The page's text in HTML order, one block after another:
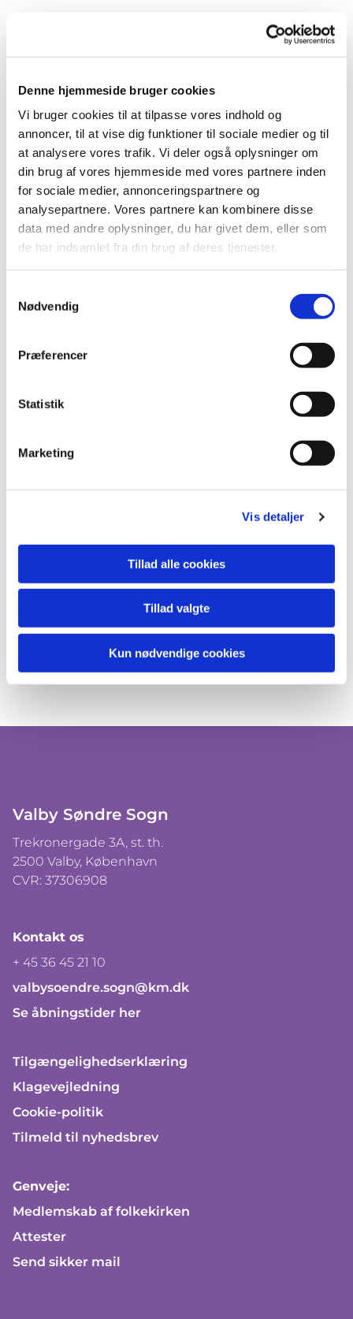
Denne hjemmeside bruger cookies
Vi bruger cookies til at tilpasse vores indhold og
annoncer, til at vise dig funktioner til sociale medier og til
at analysere vores trafik. Vi deler også oplysninger om
din brug af vores hjemmeside med vores partnere inden
for sociale medier, annonceringspartnere og
analysepartnere. Vores partnere kan kombinere disse
data med andre oplysninger, du har givet dem, eller som
de har indsamlet fra din brug af deres tjenester.
Nødvendig
Præferencer
Statistik
Marketing
Vis detaljer
Tillad alle cookies
Tillad valgte
Kun nødvendige cookies
Valby Søndre Sogn
Trekronergade 3A, st. th.
2500 Valby, København
CVR: 37306908
Kontakt os
+ 45 36 45 21 10
valbysoendre.sogn@km.dk
Se åbningstider her
Tilgængelighedserklæring
Klagevejledning
Cookie-politik
Tilmeld til nyhedsbrev
Genveje:
Medlemskab af folkekirken
Attester
Send sikker mail